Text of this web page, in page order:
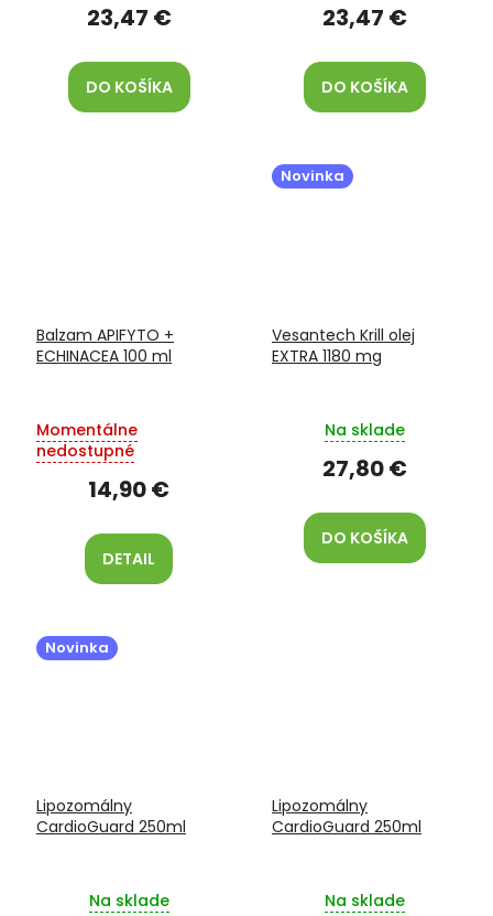
23,47 €
DO KOŠÍKA
23,47 €
DO KOŠÍKA
Balzam APIFYTO +
ECHINACEA 100 ml
Momentálne
nedostupné
14,90 €
DETAIL
Novinka
Vesantech Krill olej
EXTRA 1180 mg
Na sklade
27,80 €
DO KOŠÍKA
Novinka
Lipozomálny
CardioGuard 250ml
Na sklade
Lipozomálny
CardioGuard 250ml
Na sklade